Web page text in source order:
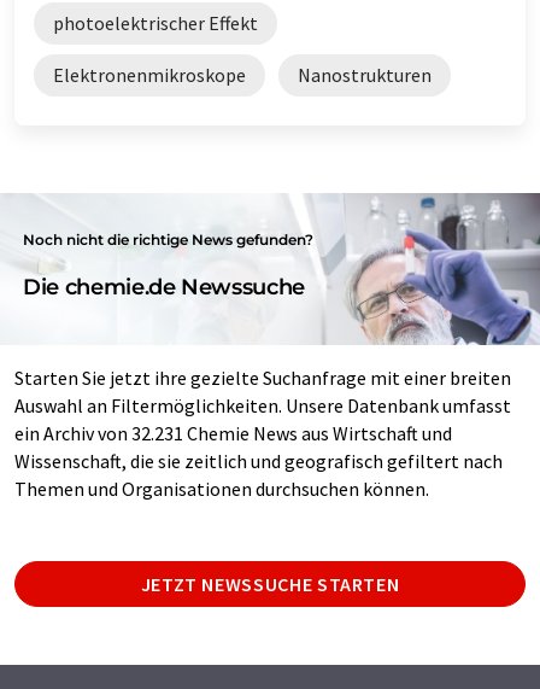
photoelektrischer Effekt
Elektronenmikroskope Nanostrukturen
Noch nicht die richtige News gefunden?
Die chemie.de Newssuche
Starten Sie jetzt ihre gezielte Suchanfrage mit einer breiten
Auswahl an Filtermöglichkeiten. Unsere Datenbank umfasst
ein Archiv von 32.231 Chemie News aus Wirtschaft und
Wissenschaft, die sie zeitlich und geografisch gefiltert nach
Themen und Organisationen durchsuchen können.
JETZT NEWSSUCHE STARTEN